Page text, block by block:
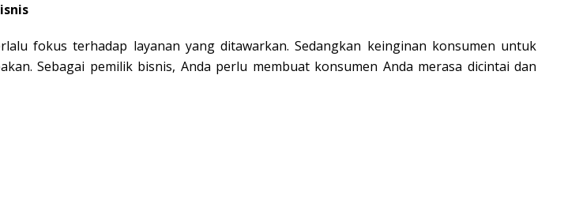
fokus terhadap layanan yang ditawarkan. Sedangkan keinginan konsumen untuk
Sebagai pemilik bisnis, Anda perlu membuat konsumen Anda merasa dicintai dan